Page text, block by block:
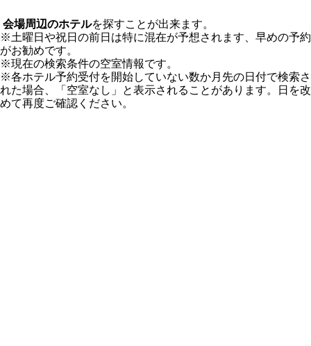
会場周辺のホテルを探すことが出来ます。
※土曜日や祝日の前日は特に混在が予想されます、早めの予約
がお勧めです。
※現在の検索条件の空室情報です。
※各ホテル予約受付を開始していない数か月先の日付で検索さ
れた場合、「空室なし」と表示されることがあります。日を改
めて再度ご確認ください。